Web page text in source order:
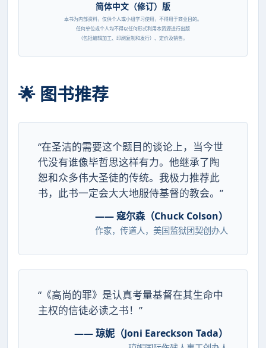
简体中文（修订）版
本书为内部资料，仅供个人或小组学习使用，不得用于商业目的。
任何单位或个人均不得以任何形式利用本资源进行出版
（包括编辑加工、印刷复制和发行）、定价及销售。
🌟 图书推荐
“在圣洁的需要这个题目的谈论上，当今世
代没有谁像毕哲思这样有力。他继承了陶
恕和众多伟大圣徒的传统。我极力推荐此
书，此书一定会大大地服侍基督的教会。”
—— 寇尔森（Chuck Colson）
作家，传道人，美国监狱团契创办人
“《高尚的罪》是认真考量基督在其生命中
主权的信徒必读之书！”
—— 琼妮（Joni Eareckson Tada）